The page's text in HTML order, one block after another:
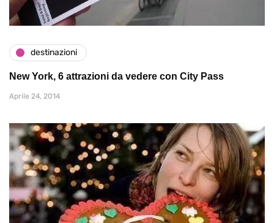
destinazioni
New York, 6 attrazioni da vedere con City Pass
Aprile 24, 2014